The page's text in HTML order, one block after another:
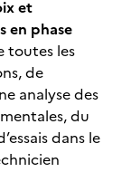
et
en phase
toutes les
de
analyse des
du
dans le